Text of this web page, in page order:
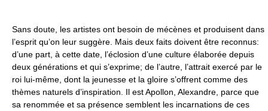
Sans doute, les artistes ont besoin de mécènes et produisent dans
l’esprit qu’on leur suggère. Mais deux faits doivent être reconnus:
d’une part, à cette date, l’éclosion d’une culture élaborée depuis
deux générations et qui s’exprime; de l’autre, l’attrait exercé par le
roi lui-même, dont la jeunesse et la gloire s’offrent comme des
thèmes naturels d’inspiration. Il est Apollon, Alexandre, parce que
sa renommée et sa présence semblent les incarnations de ces